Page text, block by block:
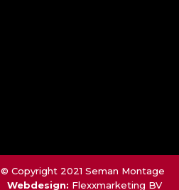
© Copyright 2021 Seman Montage
Webdesign: Flexxmarketing BV